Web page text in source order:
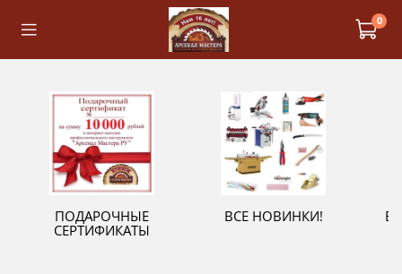
0
ПОДАРОЧНЫЕ
СЕРТИФИКАТЫ
ВСЕ НОВИНКИ!